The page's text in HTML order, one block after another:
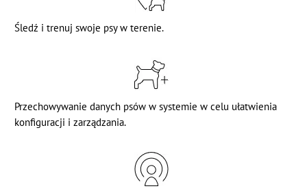
Śledź i trenuj swoje psy w terenie.
Przechowywanie danych psów w systemie w celu ułatwienia
konfiguracji i zarządzania.